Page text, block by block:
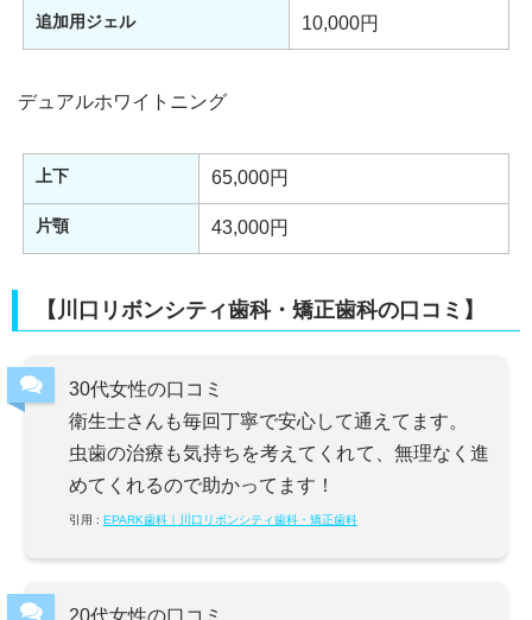
追加用ジェル 10,000円
デュアルホワイトニング
上下 65,000円
片顎 43,000円
【川口リボンシティ歯科・矯正歯科の口コミ】
30代女性の口コミ
衛生士さんも毎回丁寧で安心して通えてます。
虫歯の治療も気持ちを考えてくれて、無理なく進
めてくれるので助かってます！
引用 : EPARK歯科｜川口リボンシティ歯科・矯正歯科
20代女性の口コミ